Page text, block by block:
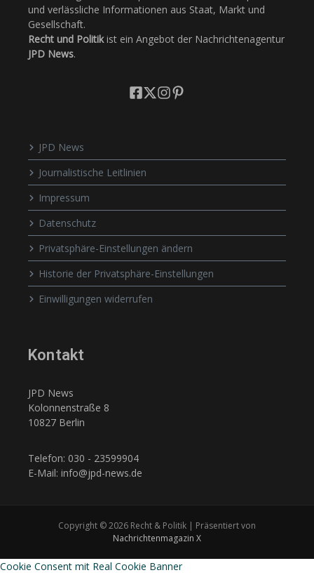
und verlässliche Informationen aus Staat, Markt und
Gesellschaft.
Recht und Politikist ein Angebot der Nachrichtenagentur
JPD News.
JPD News
Journalistische Leitlinien
Impressum
Datenschutz
Privatsphäre-Einstellungen ändern
Historie der Privatsphäre-Einstellungen
Einwilligungen widerrufen
Kontakt
JPD News
Kolonnenstraße 8
10827 Berlin
Telefon: 030 - 23599904
E-Mail: info@jpd-news.de
Copyright © 2026 Recht & Politik | Präsentiert von
Nachrichtenmagazin X
Cookie Consent mit Real Cookie Banner